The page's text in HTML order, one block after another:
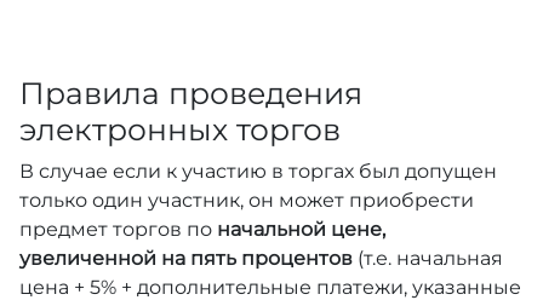
Правила проведения
электронных торгов
В случае если к участию в торгах был допущен
только один участник, он может приобрести
предмет торгов по начальной цене,
увеличенной на пять процентов (т.е. начальная
цена + 5% + дополнительные платежи, указанные